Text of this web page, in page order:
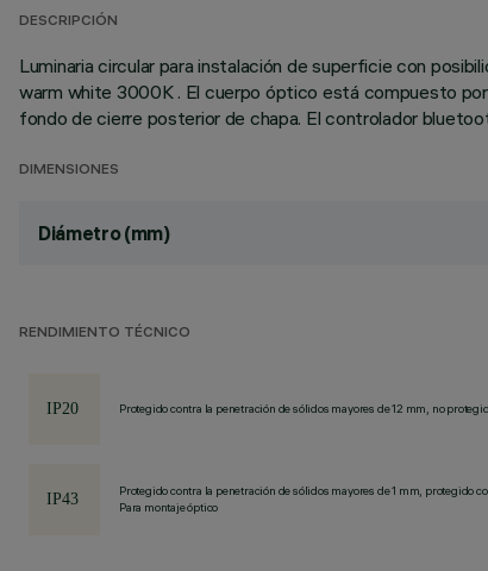
DESCRIPCIÓN
Luminaria circular para instalación de superficie con
warm white 3000K . El cuerpo óptico está compuesto
fondo de cierre posterior de chapa. El controlador
DIMENSIONES
Diámetro (mm)
RENDIMIENTO TÉCNICO
Protegido contra la penetración de sólidos mayores de 12 mm, no
Protegido contra la penetración de sólidos mayores de 1 mm, protegido
Para montaje óptico